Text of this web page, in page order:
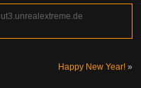
ut3.unrealextreme.de
Happy New Year! »